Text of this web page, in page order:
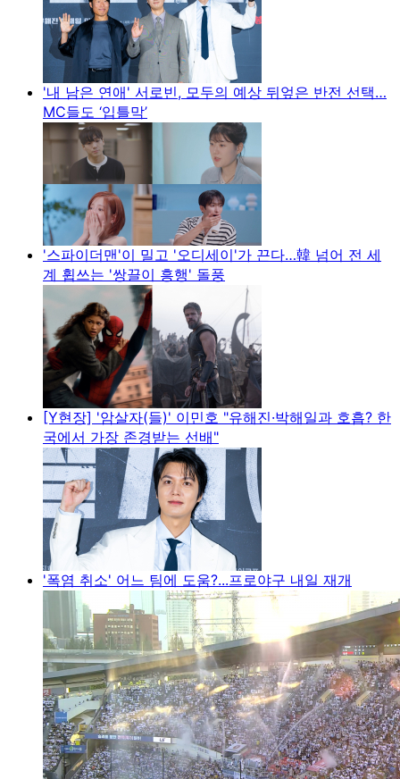
'내 남은 연애' 서로빈, 모두의 예상 뒤엎은 반전 선택…
MC들도 ‘입틀막’
'스파이더맨'이 밀고 '오디세이'가 끈다…韓 넘어 전 세
계 휩쓰는 '쌍끌이 흥행' 돌풍
[Y현장] '암살자(들)' 이민호 "유해진·박해일과 호흡? 한
국에서 가장 존경받는 선배"
'폭염 취소' 어느 팀에 도움?...프로야구 내일 재개